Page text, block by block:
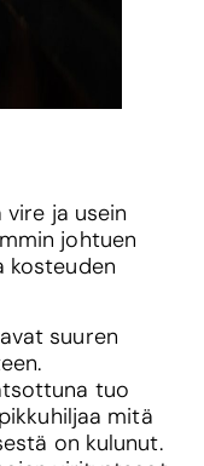
ja usein
johtuen
kosteuden
suuren
tuo
mitä
on kulunut.